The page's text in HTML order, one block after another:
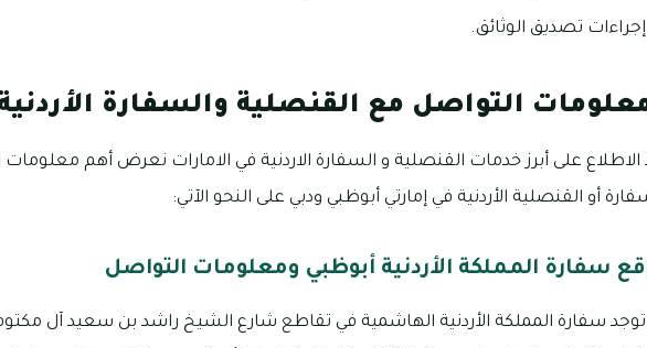
إجراءات تصديق الوثائق.
التواصل مع القنصلية والسفارة
الاطلاع على أبرز خدمات القنصلية و السفارة الاردنية في الامارات نعرض أهم
أو القنصلية الأردنية في إمارتي أبوظبي ودبي على النحو الآتي:
سفارة المملكة الأردنية أبوظبي ومعلومات التواصل
توجد سفارة المملكة الأردنية الهاشمية في تقاطع شارع الشيخ راشد بن سعيد آل